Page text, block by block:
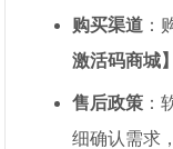
购买渠道 ：
激活码商城】
售后政策 ：
细确认需求